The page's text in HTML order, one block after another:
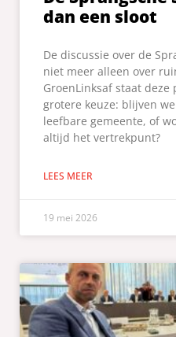
dan een sloot
De discussie over de
niet meer alleen over
GroenLinksaf staat deze
grotere keuze: blijven
leefbare gemeente, of
altijd het vertrekpunt?
LEES MEER
19 mei 2026